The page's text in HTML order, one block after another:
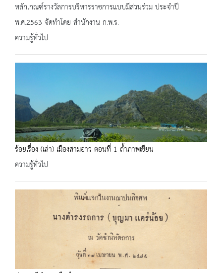
หลักเกณฑ์รางวัลการบริหารราชการแบบมีส่วนร่วม ประจำปี
พ.ศ.2563 จัดทำโดย สำนักงาน ก.พ.ร.
ความรู้ทั่วไป
ร้อยเรื่อง (เล่า) เมืองสามอ่าว ตอนที่ 1 ถ้ำภาพเขียน
ความรู้ทั่วไป